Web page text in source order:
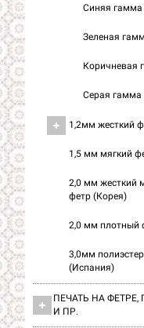
Синяя гамма
Зеленая
Коричневая
Серая гамма
1,2мм жесткий
1,5 мм мягкий
2,0 мм жесткий
фетр (Корея)
2,0 мм плотный
3,0мм
(Испания)
ПЕЧАТЬ НА ФЕТРЕ,
И ПР.